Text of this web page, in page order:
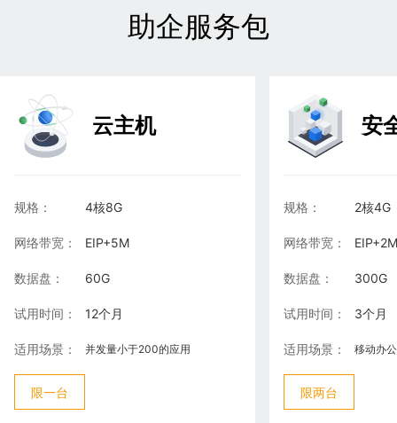
助企服务包
云主机
规格： 4核8G
网络带宽： EIP+5M
数据盘： 60G
试用时间： 12个月
适用场景： 并发量小于200的应用
限一台
安
规格： 2核4G
网络带宽： EIP+2M
数据盘： 300G
试用时间： 3个月
适用场景： 移动办
限两台